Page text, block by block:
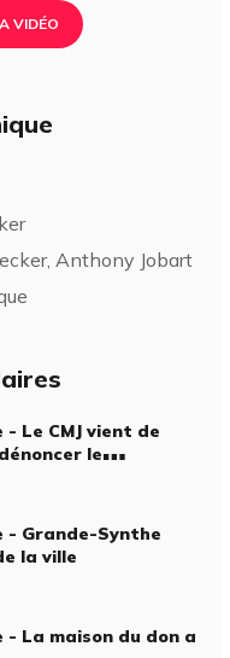
VIDÉO
Anthony Jobart
Le CMJ vient de
le
- Grande-Synthe
la ville
- La maison du don a